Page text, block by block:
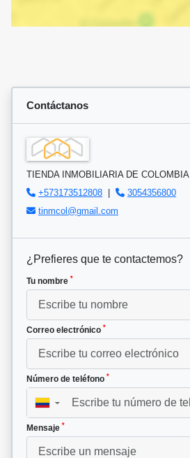
Contáctanos
TIENDA INMOBILIARIA DE COLOMBIA
+573173512808 |
3054356800
tinmcol@gmail.com
¿Prefieres que te contactemos?
Tu nombre *
Correo electrónico *
Número de teléfono *
▼
Mensaje *